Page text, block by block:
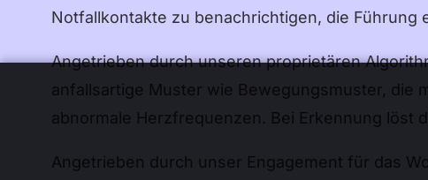
Notfallkontakte zu benachrichtigen, die
Angetrieben durch unseren proprietären
anfallsartige Muster wie Bewegungsmuster, die
abnormale Herzfrequenzen. Bei Erkennung löst
Angetrieben durch unser Engagement für das